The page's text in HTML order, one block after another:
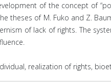
of the concept of
theses of M. Fuko and Z.
of lack of rights. The
realization of rights,